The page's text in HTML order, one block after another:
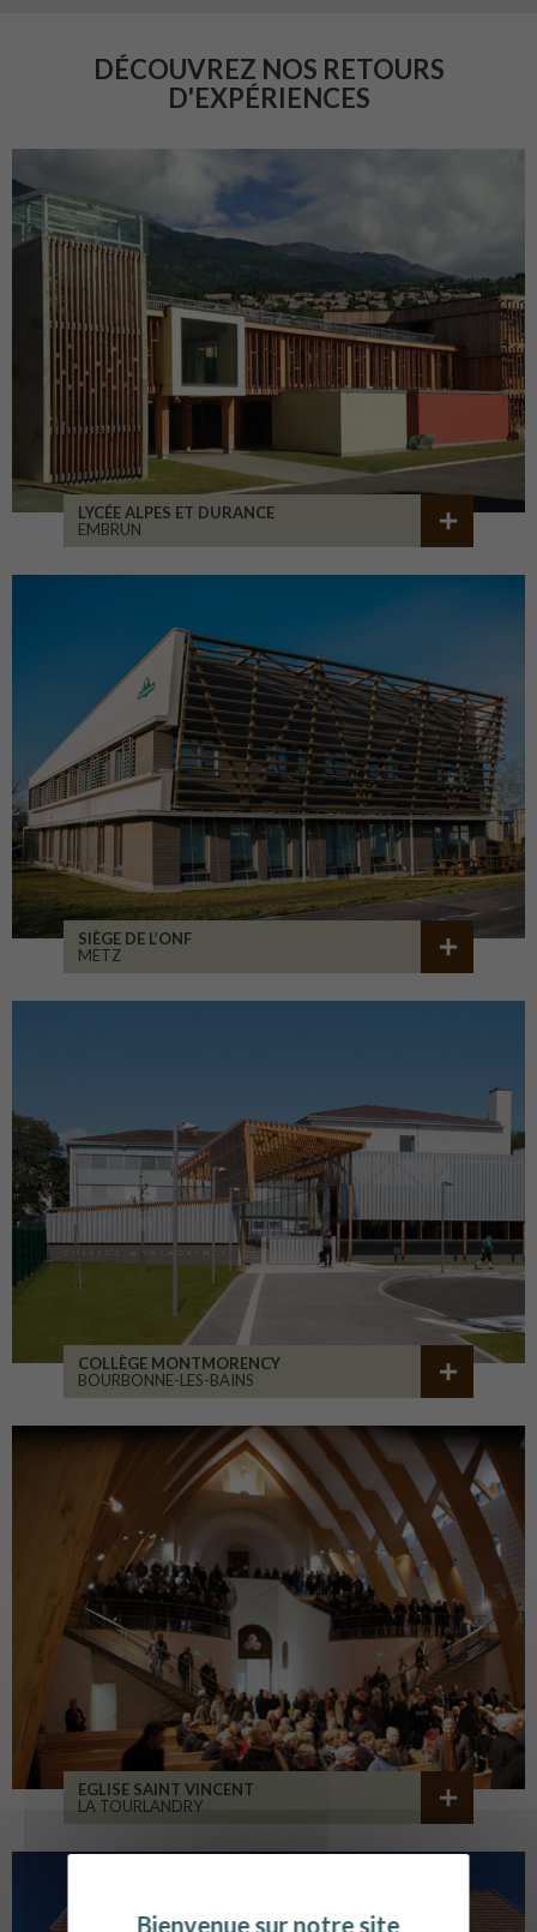
DÉCOUVREZ NOS RETOURS
D'EXPÉRIENCES
LYCÉE ALPES ET DURANCE
EMBRUN
SIÈGE DE L’ONF
METZ
COLLÈGE MONTMORENCY
BOURBONNE-LES-BAINS
EGLISE SAINT VINCENT
LA TOURLANDRY